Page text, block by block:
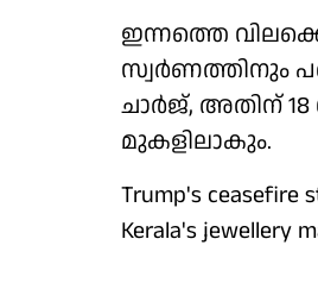
ഇന്നത്തെ
സ്വര്‍ണത്തിനും
ചാര്‍ജ്, അതിന്
മുകളിലാകും.
Trump's ceasefire
Kerala's jewellery